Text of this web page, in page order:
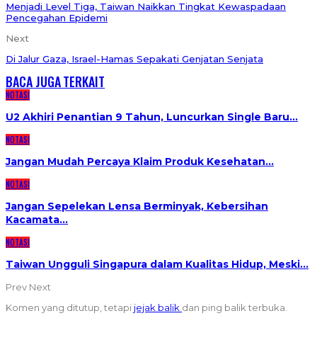
Menjadi Level Tiga, Taiwan Naikkan Tingkat Kewaspadaan
Pencegahan Epidemi
Next
Di Jalur Gaza, Israel-Hamas Sepakati Genjatan Senjata
BACA JUGATERKAIT
NOTASI
U2 Akhiri Penantian 9 Tahun, Luncurkan Single Baru…
NOTASI
Jangan Mudah Percaya Klaim Produk Kesehatan…
NOTASI
Jangan Sepelekan Lensa Berminyak, Kebersihan
Kacamata…
NOTASI
Taiwan Ungguli Singapura dalam Kualitas Hidup, Meski…
Prev Next
Komen yang ditutup, tetapi jejak balik dan ping balik terbuka.